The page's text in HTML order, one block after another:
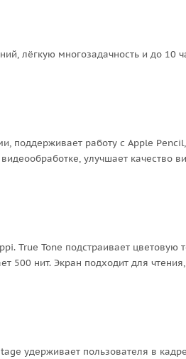
лёгкую многозадачность и до 10
поддерживает работу с Apple
улучшает качество
True Tone подстраивает цветовую
500 нит. Экран подходит для
удерживает пользователя в